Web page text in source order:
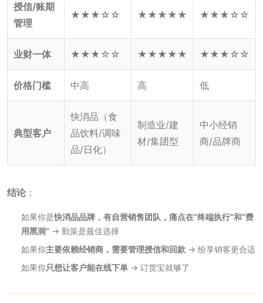
授信/账期
管理
★★★☆☆ ★★★★★ ★★★☆☆
业财一体 ★★★☆☆ ★★★★★ ★★★☆☆
价格门槛 中高 高 低
典型客户
快消品（食
品饮料/调味
品/日化）
制造业/建
材/集团型
中小经销
商/品牌商
结论 ：
如果你是快消品品牌，有自营销售团队，痛点在“终端执行”和“费
用黑洞” → 勤策是最佳选择
如果你主要依赖经销商，需要管理授信和回款 → 纷享销客更合适
如果你只想让客户能在线下单 → 订货宝就够了